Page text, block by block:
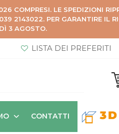
COMPRESI. LE SPEDIZIONI
2143022. PER GARANTIRE IL
3 AGOSTO.
LISTA DEI PREFERITI
CONTATTI